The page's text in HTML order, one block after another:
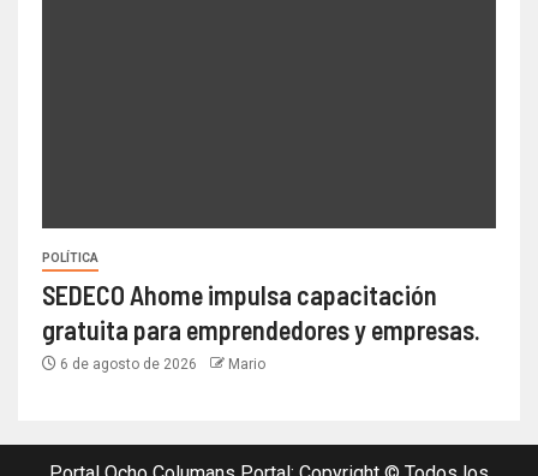
POLÍTICA
SEDECO Ahome impulsa capacitación
gratuita para emprendedores y empresas.
6 de agosto de 2026 Mario